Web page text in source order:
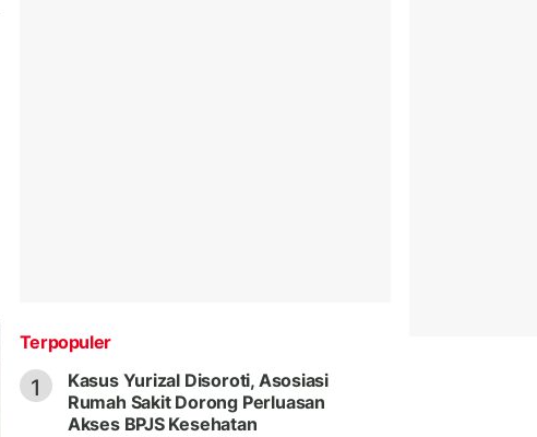
Terpopuler
1
Kasus Yurizal Disoroti, Asosiasi
Rumah Sakit Dorong Perluasan
Akses BPJS Kesehatan